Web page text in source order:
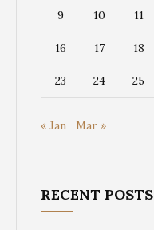
9 10 11
16 17 18
23 24 25
« Jan Mar »
RECENT POSTS